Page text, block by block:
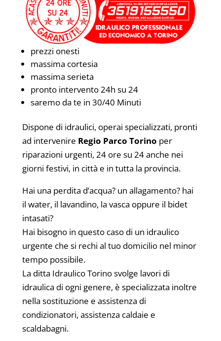
prezzi onesti
massima cortesia
massima serieta
pronto intervento 24h su 24
saremo da te in 30/40 Minuti
Dispone di idraulici, operai specializzati, pronti
ad intervenire Regio Parco Torino per
riparazioni urgenti, 24 ore su 24 anche nei
giorni festivi, in città e in tutta la provincia.
Hai una perdita d’acqua? un allagamento? hai
il water, il lavandino, la vasca oppure il bidet
intasati?
Hai bisogno in questo caso di un idraulico
urgente che si rechi al tuo domicilio nel minor
tempo possibile.
La ditta Idraulico Torino svolge lavori di
idraulica di ogni genere, è specializzata inoltre
nella sostituzione e assistenza di
condizionatori, assistenza caldaie e
scaldabagni.